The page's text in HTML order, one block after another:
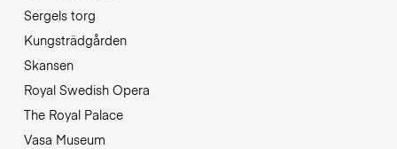
Sergels torg
Kungsträdgården
Skansen
Royal Swedish Opera
The Royal Palace
Vasa Museum